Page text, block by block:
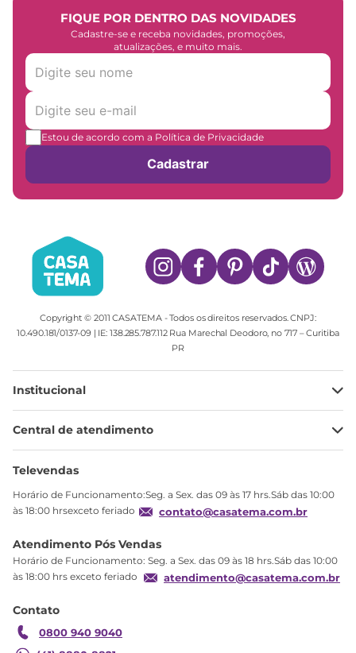
FIQUE POR DENTRO DAS NOVIDADES
Cadastre-se e receba novidades, promoções,
atualizações, e muito mais.
Estou de acordo com a Política de Privacidade
Cadastrar
Copyright © 2011 CASATEMA - Todos os direitos reservados. CNPJ:
10.490.181/0137-09 | IE: 138.285.787.112 Rua Marechal Deodoro, no 717 – Curitiba
PR
Institucional
Minha Conta
Meus pedidos
Troca
Garantia
Central de atendimento
Ajuda
Televendas
Horário de Funcionamento:Seg. a Sex. das 09 às 17 hrs.Sáb das 10:00
às 18:00 hrsexceto feriado
contato@casatema.com.br
Atendimento Pós Vendas
Horário de Funcionamento: Seg. a Sex. das 09 às 18 hrs.Sáb das 10:00
às 18:00 hrs exceto feriado
atendimento@casatema.com.br
Contato
0800 940 9040